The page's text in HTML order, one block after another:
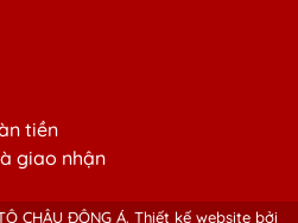
tiền
giao nhận
CHÂU ĐÔNG Á. Thiết kế website bởi